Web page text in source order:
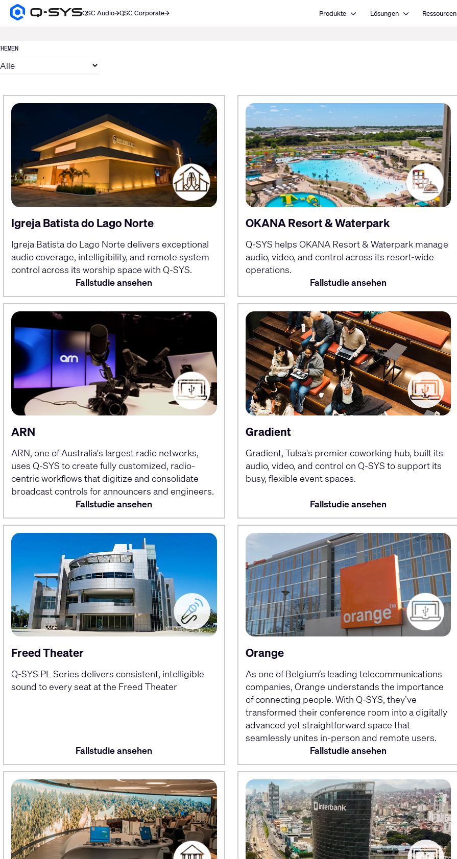
Q-
Produkte
QSC Audio QSC Corporate Produkte Open ProdukteLösungen Open LösungenRessourcen
Igreja Batista do Lago Norte
Igreja Batista do Lago Norte delivers exceptional
audio coverage, intelligibility, and remote system
control across its worship space with Q-SYS.
Fallstudie ansehen
OKANA Resort & Waterpark
Q-SYS helps OKANA Resort & Waterpark manage
audio, video, and control across its resort-wide
operations.
Fallstudie ansehen
ARN
ARN, one of Australia's largest radio networks,
uses Q-SYS to create fully customized, radio-
centric workflows that digitize and consolidate
broadcast controls for announcers and engineers.
Fallstudie ansehen
Gradient
Gradient, Tulsa's premier coworking hub, built its
audio, video, and control on Q-SYS to support its
busy, flexible event spaces.
Fallstudie ansehen
Freed Theater
Q-SYS PL Series delivers consistent, intelligible
sound to every seat at the Freed Theater
Fallstudie ansehen
Orange
As one of Belgium’s leading telecommunications
companies, Orange understands the importance
of connecting people. With Q-SYS, they’ve
transformed their conference room into a digitally
advanced yet straightforward space that
seamlessly unites in-person and remote users.
Fallstudie ansehen